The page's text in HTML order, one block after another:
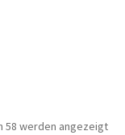
58 werden angezeigtNach